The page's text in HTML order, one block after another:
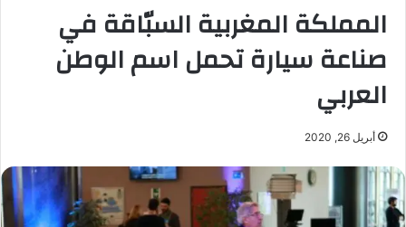
المملكة المغربية السبّاقة في
صناعة سيارة تحمل اسم الوطن
العربي
أبريل 26, 2020